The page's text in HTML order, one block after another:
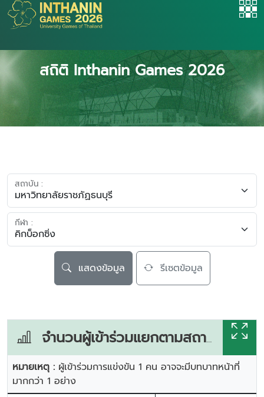
สถิติ Inthanin Games 2026
สถาบัน :
กีฬา :
แสดงข้อมูล รีเซตข้อมูล
จำนวนผู้เข้าร่วมแยกตามสถาบัน
หมายเหตุ : ผู้เข้าร่วมการแข่งขัน 1 คน อาจจะมีบทบาทหน้าที่
มากกว่า 1 อย่าง